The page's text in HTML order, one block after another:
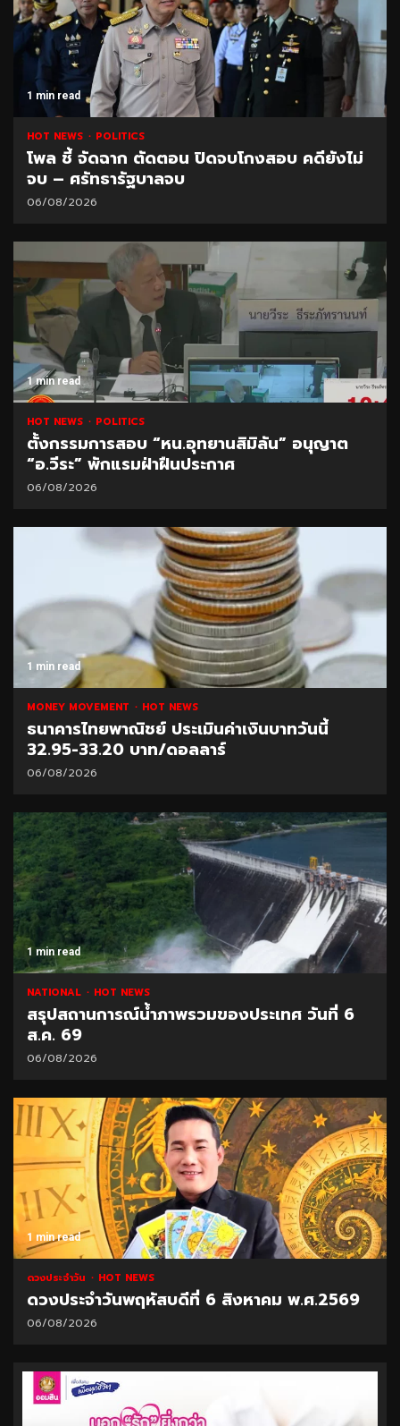
1 min read
HOT NEWS POLITICS
โพล ชี้ จัดฉาก ตัดตอน ปิดจบโกงสอบ คดียังไม่
จบ – ศรัทธารัฐบาลจบ
06/08/2026
1 min read
HOT NEWS POLITICS
ตั้งกรรมการสอบ “หน.อุทยานสิมิลัน” อนุญาต
“อ.วีระ” พักแรมฝ่าฝืนประกาศ
06/08/2026
1 min read
MONEY MOVEMENT HOT NEWS
ธนาคารไทยพาณิชย์ ประเมินค่าเงินบาทวันนี้
32.95-33.20 บาท/ดอลลาร์
06/08/2026
1 min read
NATIONAL HOT NEWS
สรุปสถานการณ์น้ำภาพรวมของประเทศ วันที่ 6
ส.ค. 69
06/08/2026
1 min read
ดวงประจำวัน HOT NEWS
ดวงประจำวันพฤหัสบดีที่ 6 สิงหาคม พ.ศ.2569
06/08/2026